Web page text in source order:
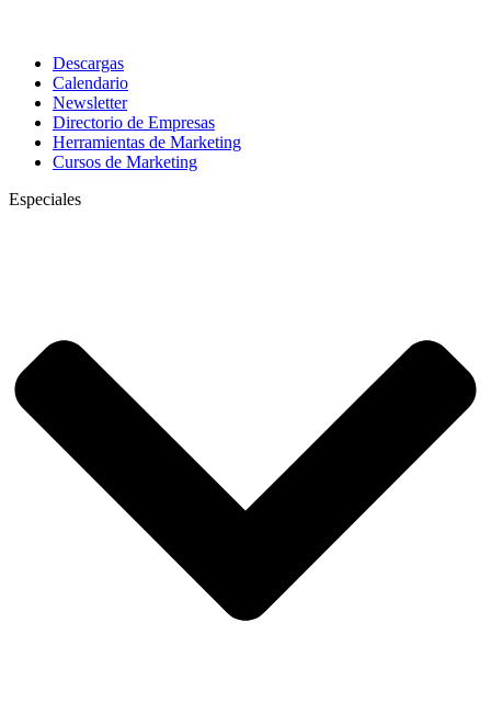
Descargas
Calendario
Newsletter
Directorio de Empresas
Herramientas de Marketing
Cursos de Marketing
Especiales